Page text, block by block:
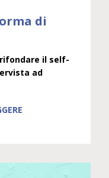
di
il self-
ad